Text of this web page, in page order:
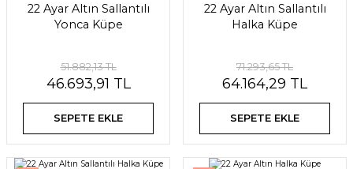
22 Ayar Altın Sallantılı
Yonca Küpe
51.882,13 TL
46.693,91 TL
SEPETE EKLE
22 Ayar Altın Sallantılı
Halka Küpe
71.293,65 TL
64.164,29 TL
SEPETE EKLE